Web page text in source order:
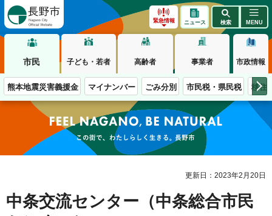
緊急情報 ニュース 検索 MENU
市民 子ども・若者 高齢者 事業者 市政情報
熊本地震災害義援金 マイナンバー ごみ分別 市民税・県民税 移住
この街で、わたしらしく生きる。長野市
更新日：2023年2月20日
中条交流センター（中条総合市民